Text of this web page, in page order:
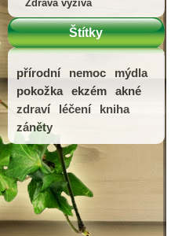
Zdravá výživa
Štítky
přírodní nemoc
mýdla
pokožka
ekzém
akné
zdraví
léčení
kniha
záněty